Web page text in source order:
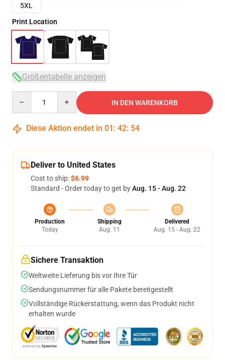
5XL
Print Location
Größentabelle anzeigen
IN DEN WARENKORB
Diese Aktion endet in 01 : 42: 54
Deliver to United States
Cost to ship:$6.99
Standard - Order today to get byAug. 15 - Aug. 22
Production
Today
Shipping
Aug. 11
Delivered
Aug. 15 - Aug. 22
Sichere Transaktion
Weltweite Lieferung bis vor Ihre Tür
Sendungsnummer für alle Pakete bereitgestellt
Vollständige Rückerstattung, wenn das Produkt nicht
erhalten wurde